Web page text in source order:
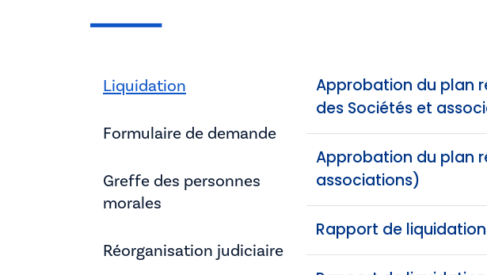
Liquidation
Formulaire de demande
Greffe des personnes
morales
Réorganisation judiciaire
Approbation du plan
des Sociétés et
Approbation du plan
associations)
Rapport de